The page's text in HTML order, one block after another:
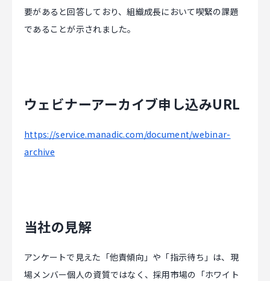
要があると回答しており、組織成長において喫緊の課題
であることが示されました。
ウェビナーアーカイブ申し込みURL
https://service.manadic.com/document/webinar-
archive
当社の見解
アンケートで見えた「他責傾向」や「指示待ち」は、現
場メンバー個人の資質ではなく、採用市場の「ホワイト